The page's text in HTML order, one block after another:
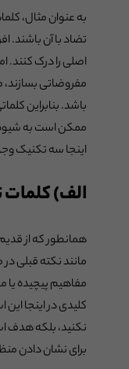
به عنوان مثال،
تضاد با آن باشند.
اصلی را درک کنند.
مفروضاتی
باشد. بنابراین
ممکن است به
اینجا سه تکنیک
الف) کلمات
همانطور که از
مانند نکته قبلی در
مفاهیم پیچیده یا
کلیدی در اینجا این
نکنید، بلکه هدف
برای نشان دادن